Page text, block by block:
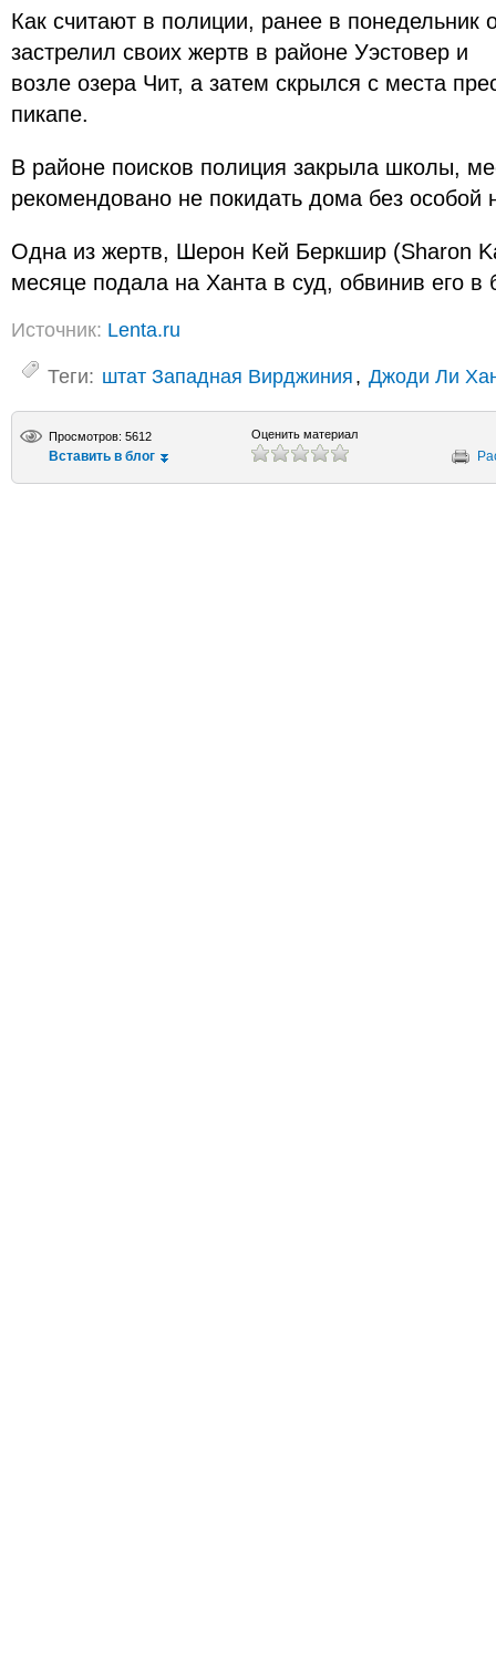
Как считают в полиции, ранее в понедельник
застрелил своих жертв в районе Уэстовер и
возле озера Чит, а затем скрылся с места
пикапе.
В районе поисков полиция закрыла школы,
рекомендовано не покидать дома без особой
Одна из жертв, Шерон Кей Беркшир (Sharon
месяце подала на Ханта в суд, обвинив его в
Источник: Lenta.ru
Теги: штат Западная Вирджиния, Джоди Ли
Просмотров: 5612
Вставить в блог
Оценить материал